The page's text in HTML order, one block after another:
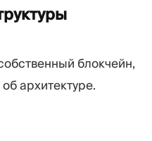
блокчейн,
архитектуре.